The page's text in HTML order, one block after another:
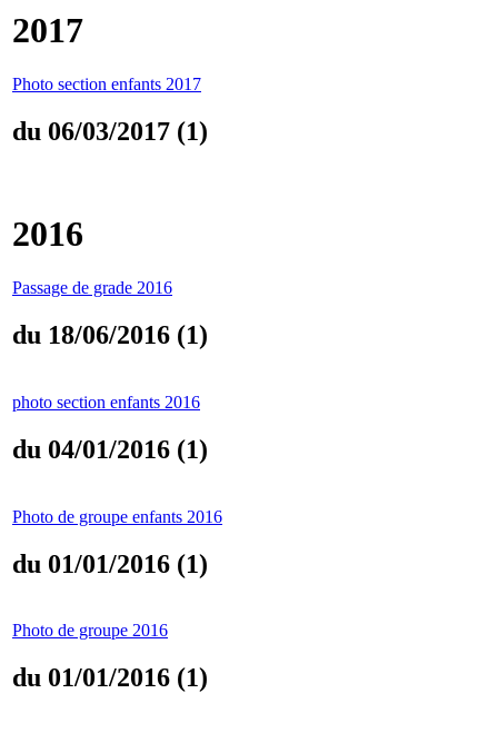
2017
Photo section enfants 2017
du 06/03/2017 (1)
2016
Passage de grade 2016
du 18/06/2016 (1)
photo section enfants 2016
du 04/01/2016 (1)
Photo de groupe enfants 2016
du 01/01/2016 (1)
Photo de groupe 2016
du 01/01/2016 (1)